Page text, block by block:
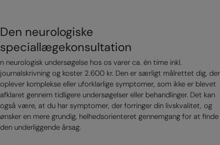
Den neurologiske
speciallægekonsultation
n neurologisk undersøgelse hos os varer ca. én time inkl.
journalskrivning og koster 2.600 kr. Den er særligt målrettet dig, der
oplever komplekse eller uforklarlige symptomer, som ikke er blevet
afklaret gennem tidligere undersøgelser eller behandlinger. Det kan
også være, at du har symptomer, der forringer din livskvalitet, og
ønsker en mere grundig, helhedsorienteret gennemgang for at finde
den underliggende årsag.